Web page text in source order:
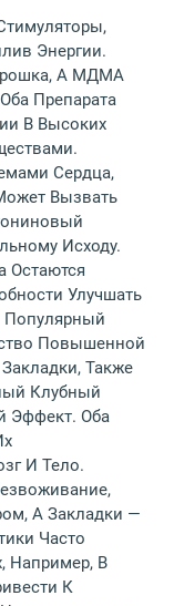
Энергии.
А МДМА
Препарата
В Высоких
Сердца,
Вызвать
Исходу.
Остаются
Улучшать
Популярный
Повышенной
Также
Клубный
Эффект. Оба
И Тело.
А Закладки —
Часто
Например, В
К